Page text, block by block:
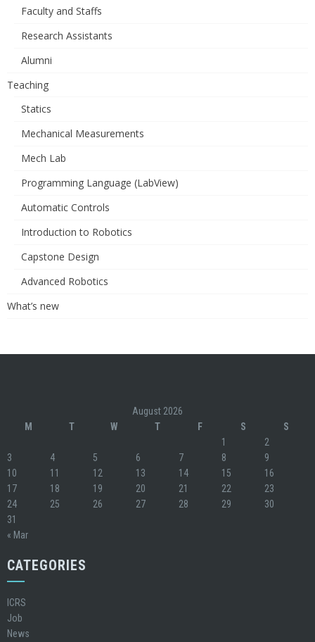
Faculty and Staffs
Research Assistants
Alumni
Teaching
Statics
Mechanical Measurements
Mech Lab
Programming Language (LabView)
Automatic Controls
Introduction to Robotics
Capstone Design
Advanced Robotics
What’s new
August 2026
M
T W T F S S
« Mar
1
2
3
4 5 6 7 8
9
10
11 12 13 14 15
16
17
18 19 20 21 22
23
24
25 26 27 28 29
30
31
CATEGORIES
ICRS
Job
News